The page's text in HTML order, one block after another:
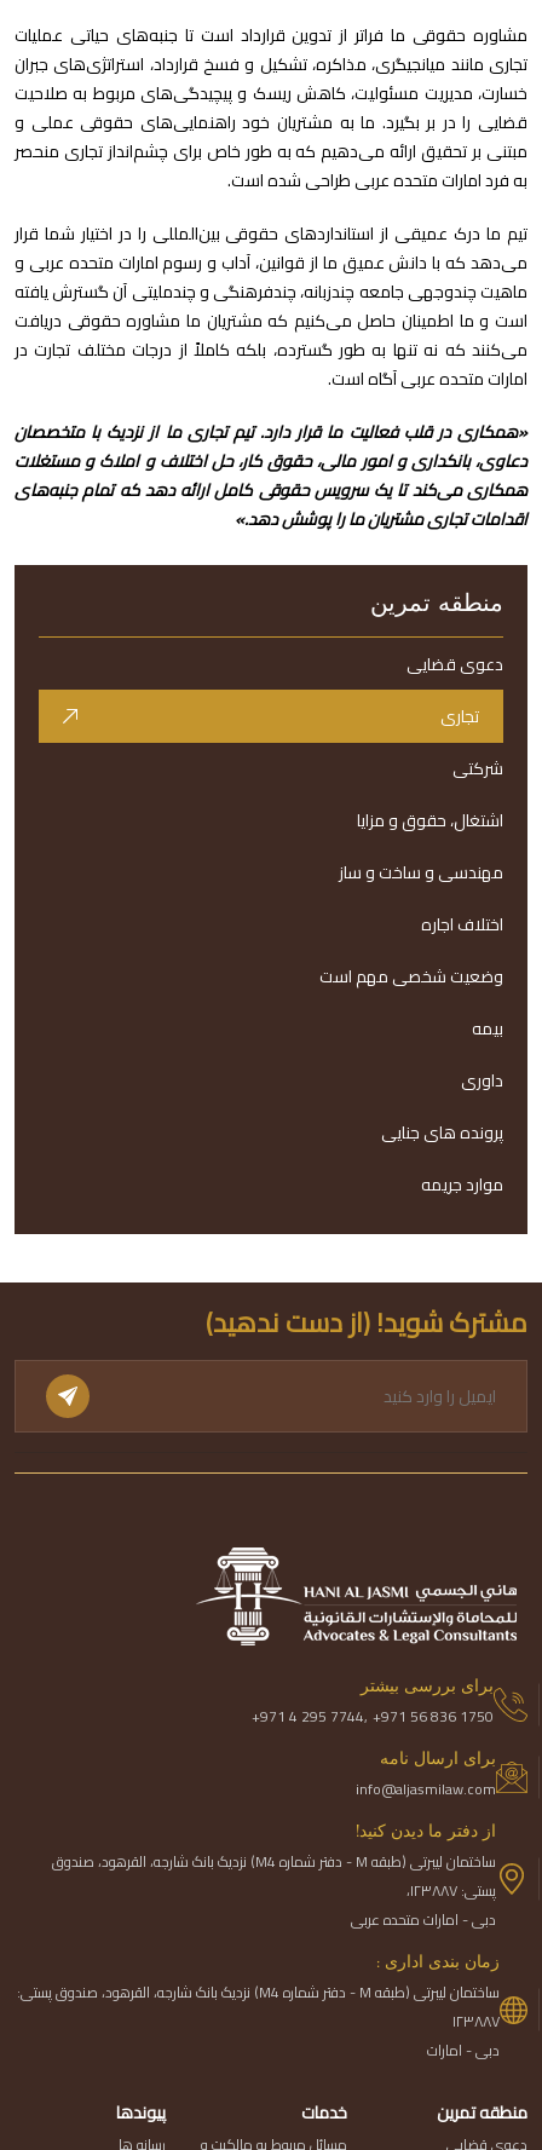
مشاوره حقوقی ما فراتر از تدوین قرارداد است تا جنبه‌های حیاتی عملیات
تجاری مانند میانجیگری، مذاکره، تشکیل و فسخ قرارداد، استراتژی‌های جبران
خسارت، مدیریت مسئولیت، کاهش ریسک و پیچیدگی‌های مربوط به صلاحیت
قضایی را در بر بگیرد. ما به مشتریان خود راهنمایی‌های حقوقی عملی و
مبتنی بر تحقیق ارائه می‌دهیم که به طور خاص برای چشم‌انداز تجاری منحصر
به فرد امارات متحده عربی طراحی شده است.
تیم ما درک عمیقی از استانداردهای حقوقی بین‌المللی را در اختیار شما قرار
می‌دهد که با دانش عمیق ما از قوانین، آداب و رسوم امارات متحده عربی و
ماهیت چندوجهی جامعه چندزبانه، چندفرهنگی و چندملیتی آن گسترش یافته
است و ما اطمینان حاصل می‌کنیم که مشتریان ما مشاوره حقوقی دریافت
می‌کنند که نه تنها به طور گسترده، بلکه کاملاً از درجات مختلف تجارت در
امارات متحده عربی آگاه است.
«همکاری در قلب فعالیت ما قرار دارد. تیم تجاری ما از نزدیک با متخصصان
دعاوی، بانکداری و امور مالی، حقوق کار، حل اختلاف و املاک و مستغلات
همکاری می‌کند تا یک سرویس حقوقی کامل ارائه دهد که تمام جنبه‌های
اقدامات تجاری مشتریان ما را پوشش دهد.»
منطقه تمرین
دعوی قضایی
تجاری
شرکتی
اشتغال، حقوق و مزایا
مهندسی و ساخت و ساز
اختلاف اجاره
وضعیت شخصی مهم است
بیمه
داوری
پرونده های جنایی
موارد جریمه
مشترک شوید! (از دست ندهید)
برای بررسی بیشتر
+971 4 295 7744, +971 56 836 1750
برای ارسال نامه
info@aljasmilaw.com
از دفتر ما دیدن کنید!
ساختمان لیبرتی (طبقه M - دفتر شماره M4) نزدیک بانک شارجه، القرهود، صندوق
پستی: ۱۲۳۸۸۷،
دبی - امارات متحده عربی
زمان بندی اداری :
ساختمان لیبرتی (طبقه M - دفتر شماره M4) نزدیک بانک شارجه، القرهود، صندوق پستی:
۱۲۳۸۸۷
دبی - امارات
منطقه تمرین خدمات پیوندها